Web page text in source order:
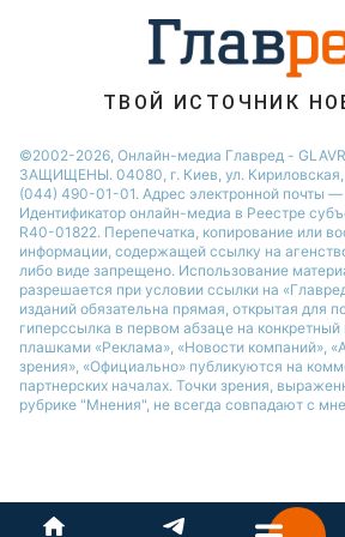
ТВОЙ ИСТОЧНИК
©2002-2026, Онлайн-медиа Главред -
ЗАЩИЩЕНЫ. 04080, г. Киев, ул.
(044) 490-01-01. Адрес электронной почты —
Идентификатор онлайн-медиа в Реестре
R40-01822. Перепечатка, копирование или
информации, содержащей ссылку на
либо виде запрещено. Использование
разрешается при условии ссылки на
изданий обязательна прямая, открытая для
гиперссылка в первом абзаце на
плашками «Реклама», «Новости компаний»,
зрения», «Официально» публикуются на
партнерских началах. Точки зрения,
рубрике "Мнения", не всегда совпадают с